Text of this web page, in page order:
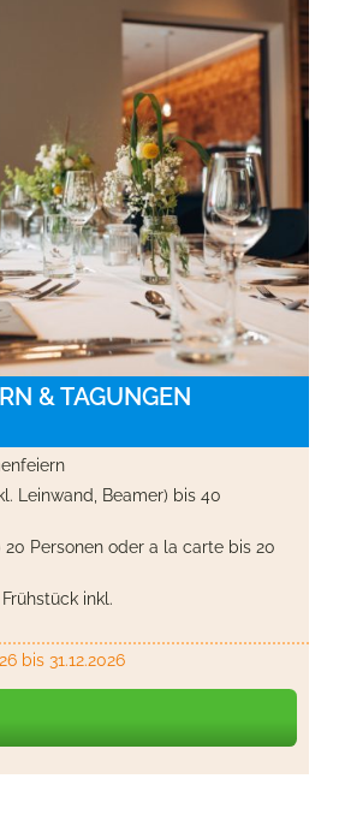
& TAGUNGEN
Leinwand, Beamer) bis 40
20 Personen oder a la carte bis 20
inkl.
bis 31.12.2026